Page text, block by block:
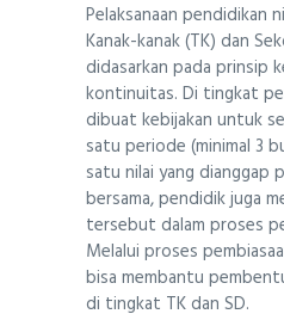
Pelaksanaan pendidikan
Kanak-kanak (TK) dan
didasarkan pada prinsip
kontinuitas. Di tingkat
dibuat kebijakan untuk
satu periode (minimal 3
satu nilai yang dianggap
bersama, pendidik juga
tersebut dalam proses
Melalui proses
bisa membantu
di tingkat TK dan SD.